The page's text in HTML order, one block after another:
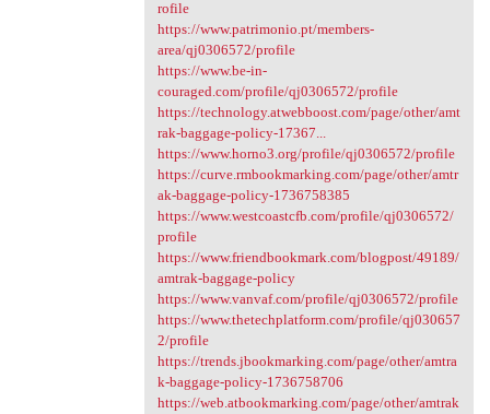
rofile
https://www.patrimonio.pt/members-
area/qj0306572/profile
https://www.be-in-
couraged.com/profile/qj0306572/profile
https://technology.atwebboost.com/page/other/amt
rak-baggage-policy-17367...
https://www.horno3.org/profile/qj0306572/profile
https://curve.rmbookmarking.com/page/other/amtr
ak-baggage-policy-1736758385
https://www.westcoastcfb.com/profile/qj0306572/
profile
https://www.friendbookmark.com/blogpost/49189/
amtrak-baggage-policy
https://www.vanvaf.com/profile/qj0306572/profile
https://www.thetechplatform.com/profile/qj030657
2/profile
https://trends.jbookmarking.com/page/other/amtra
k-baggage-policy-1736758706
https://web.atbookmarking.com/page/other/amtrak